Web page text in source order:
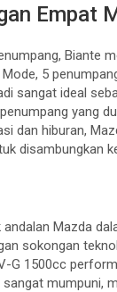
Empat
Biante
5
sangat ideal
yang
dan hiburan,
disambungkan
Mazda
sokongan
G 1500cc
sangat mumpuni,